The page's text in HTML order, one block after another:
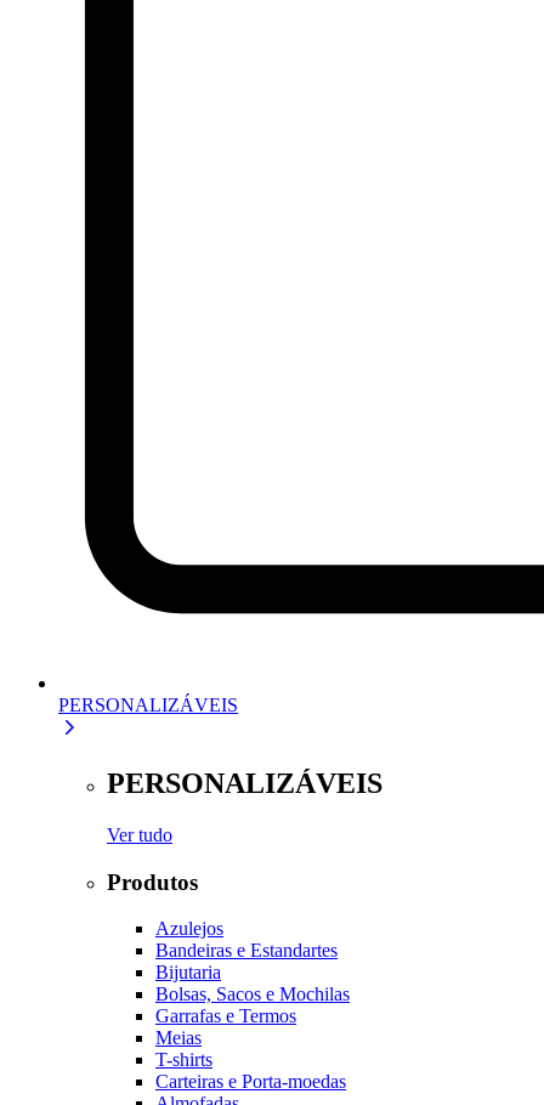
PERSONALIZÁVEIS
PERSONALIZÁVEIS
Ver tudo
Produtos
Azulejos
Bandeiras e Estandartes
Bijutaria
Bolsas, Sacos e Mochilas
Garrafas e Termos
Meias
T-shirts
Carteiras e Porta-moedas